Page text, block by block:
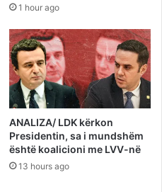
1 hour ago
ANALIZA/ LDK kërkon
Presidentin, sa i mundshëm
është koalicioni me LVV-në
13 hours ago